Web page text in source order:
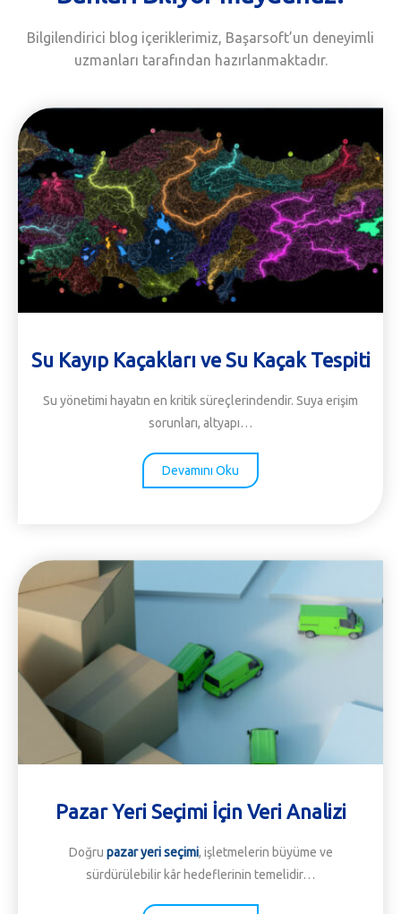
Bilgilendirici blog içeriklerimiz, Başarsoft’un deneyimli
uzmanları tarafından hazırlanmaktadır.
Su Kayıp Kaçakları ve Su Kaçak Tespiti
Su yönetimi hayatın en kritik süreçlerindendir. Suya erişim
sorunları, altyapı…
Devamını Oku
Pazar Yeri Seçimi İçin Veri Analizi
Doğru pazar yeri seçimi, işletmelerin büyüme ve
sürdürülebilir kâr hedeflerinin temelidir…